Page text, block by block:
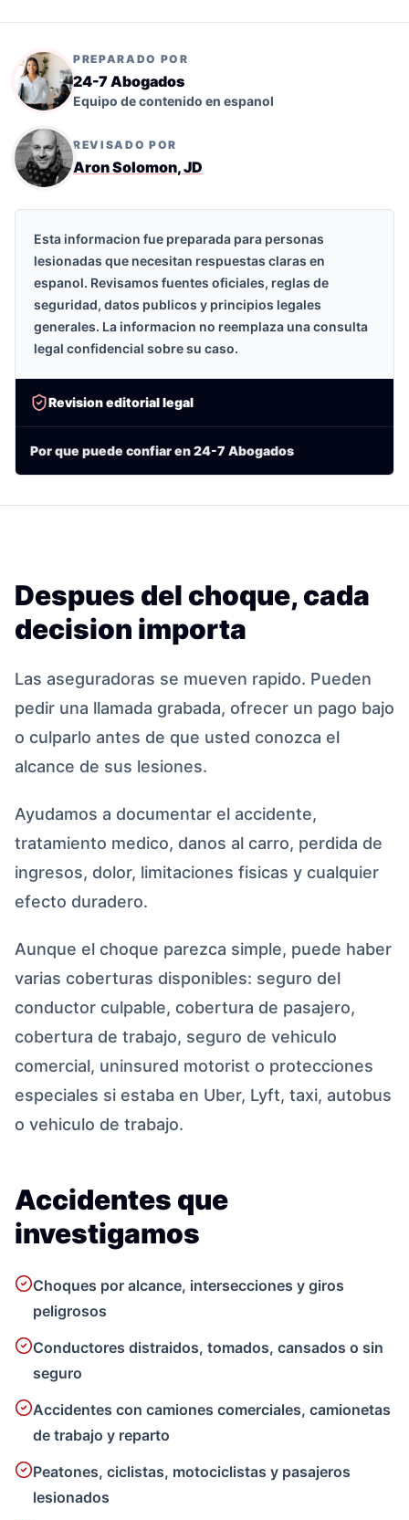
PREPARADO POR
24-7 Abogados
Equipo de contenido en espanol
REVISADO POR
Aron Solomon, JD
Esta informacion fue preparada para personas
lesionadas que necesitan respuestas claras en
espanol. Revisamos fuentes oficiales, reglas de
seguridad, datos publicos y principios legales
generales. La informacion no reemplaza una consulta
legal confidencial sobre su caso.
Revision editorial legal
Por que puede confiar en 24-7 Abogados
Despues del choque, cada
decision importa
Las aseguradoras se mueven rapido. Pueden
pedir una llamada grabada, ofrecer un pago bajo
o culparlo antes de que usted conozca el
alcance de sus lesiones.
Ayudamos a documentar el accidente,
tratamiento medico, danos al carro, perdida de
ingresos, dolor, limitaciones fisicas y cualquier
efecto duradero.
Aunque el choque parezca simple, puede haber
varias coberturas disponibles: seguro del
conductor culpable, cobertura de pasajero,
cobertura de trabajo, seguro de vehiculo
comercial, uninsured motorist o protecciones
especiales si estaba en Uber, Lyft, taxi, autobus
o vehiculo de trabajo.
Accidentes que
investigamos
Choques por alcance, intersecciones y giros
peligrosos
Conductores distraidos, tomados, cansados o sin
seguro
Accidentes con camiones comerciales, camionetas
de trabajo y reparto
Peatones, ciclistas, motociclistas y pasajeros
lesionados